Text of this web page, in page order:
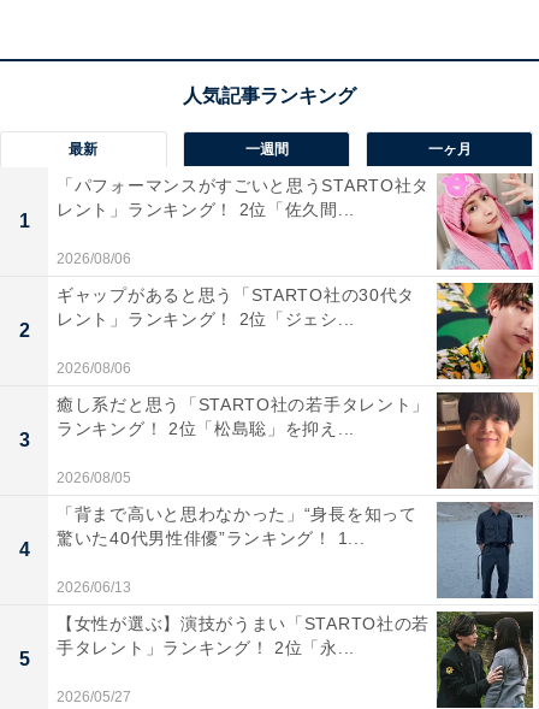
池田直人さんの商品をAmazonで見る
2位：向井慧（パンサー）
最新 一週間 一ヶ月
1
「パフォーマンスがすごいと思うSTARTO社タ
レント」ランキング！ 2位「佐久間...
2026/08/06
2
ギャップがあると思う「STARTO社の30代タ
レント」ランキング！ 2位「ジェシ...
2026/08/06
3
癒し系だと思う「STARTO社の若手タレント」
ランキング！ 2位「松島聡」を抑え...
2026/08/05
4
「背まで高いと思わなかった」“身長を知って
驚いた40代男性俳優”ランキング！ 1...
2026/06/13
5
【女性が選ぶ】演技がうまい「STARTO社の若
手タレント」ランキング！ 2位「永...
2026/05/27